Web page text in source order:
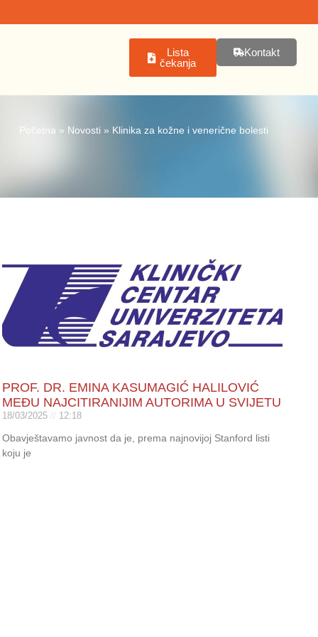
Lista
čekanja
Kontakt
Početna» Novosti » Klinika za kožne i venerične bolesti
PROF. DR. EMINA KASUMAGIĆ HALILOVIĆ
MEĐU NAJCITIRANIJIM AUTORIMA U SVIJETU
18/03/2025 12:18
Obavještavamo javnost da je, prema najnovijoj Stanford listi
koju je